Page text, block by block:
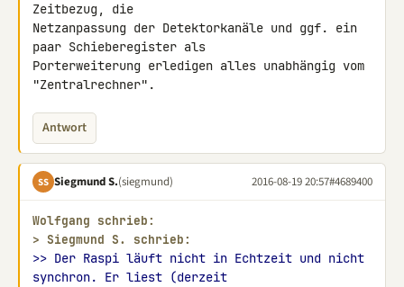
Zeitbezug, die
Netzanpassung der Detektorkanäle und ggf. ein
paar Schieberegister als
Porterweiterung erledigen alles unabhängig vom
"Zentralrechner".
Antwort
SS Siegmund S.(siegmund) 2016-08-19 20:57#4689400
Wolfgang schrieb:
> Siegmund S. schrieb:
>> Der Raspi läuft nicht in Echtzeit und nicht
synchron. Er liest (derzeit